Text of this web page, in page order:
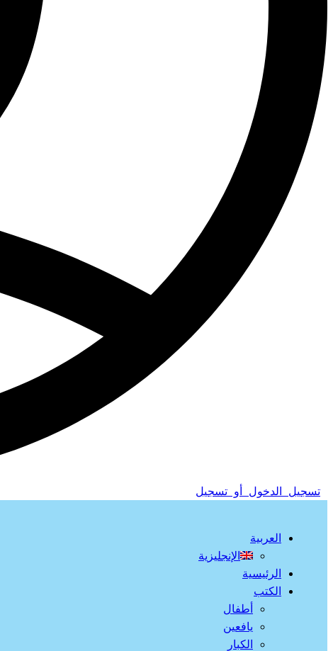
تسجيل الدخول أو تسجيل
العربية
الإنجليزية
الرئيسية
الكتب
أطفال
يافعين
الكبار